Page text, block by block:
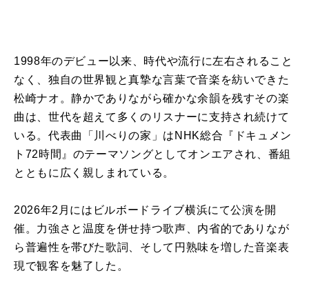
1998年のデビュー以来、時代や流行に左右されること
なく、独自の世界観と真摯な言葉で音楽を紡いできた
松崎ナオ。静かでありながら確かな余韻を残すその楽
曲は、世代を超えて多くのリスナーに支持され続けて
いる。代表曲「川べりの家」はNHK総合『ドキュメン
ト72時間』のテーマソングとしてオンエアされ、番組
とともに広く親しまれている。
2026年2月にはビルボードライブ横浜にて公演を開
催。力強さと温度を併せ持つ歌声、内省的でありなが
ら普遍性を帯びた歌詞、そして円熟味を増した音楽表
現で観客を魅了した。